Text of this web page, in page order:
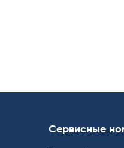
Сервисные